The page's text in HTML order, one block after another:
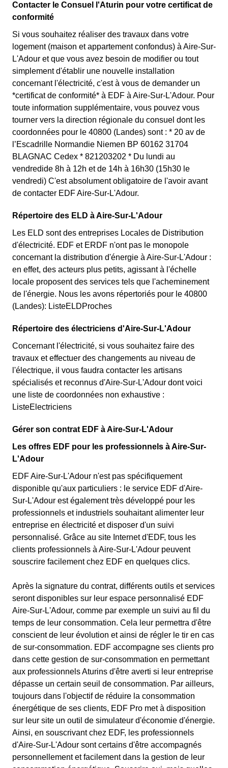
Contacter le Consuel l'Aturin pour votre certificat de
conformité
Si vous souhaitez réaliser des travaux dans votre
logement (maison et appartement confondus) à Aire-Sur-
L'Adour et que vous avez besoin de modifier ou tout
simplement d'établir une nouvelle installation
concernant l'électricité, c'est à vous de demander un
*certificat de conformité* à EDF à Aire-Sur-L'Adour. Pour
toute information supplémentaire, vous pouvez vous
tourner vers la direction régionale du consuel dont les
coordonnées pour le 40800 (Landes) sont : * 20 av de
l’Escadrille Normandie Niemen BP 60162 31704
BLAGNAC Cedex * 821203202 * Du lundi au
vendredide 8h à 12h et de 14h à 16h30 (15h30 le
vendredi) C'est absolument obligatoire de l'avoir avant
de contacter EDF Aire-Sur-L'Adour.
Répertoire des ELD à Aire-Sur-L'Adour
Les ELD sont des entreprises Locales de Distribution
d'électricité. EDF et ERDF n'ont pas le monopole
concernant la distribution d'énergie à Aire-Sur-L'Adour :
en effet, des acteurs plus petits, agissant à l'échelle
locale proposent des services tels que l'acheminement
de l'énergie. Nous les avons répertoriés pour le 40800
(Landes): ListeELDProches
Répertoire des électriciens d'Aire-Sur-L'Adour
Concernant l'électricité, si vous souhaitez faire des
travaux et effectuer des changements au niveau de
l'électrique, il vous faudra contacter les artisans
spécialisés et reconnus d'Aire-Sur-L'Adour dont voici
une liste de coordonnées non exhaustive :
ListeElectriciens
Gérer son contrat EDF à Aire-Sur-L'Adour
Les offres EDF pour les professionnels à Aire-Sur-
L'Adour
EDF Aire-Sur-L'Adour n'est pas spécifiquement
disponible qu'aux particuliers : le service EDF d'Aire-
Sur-L'Adour est également très développé pour les
professionnels et industriels souhaitant alimenter leur
entreprise en électricité et disposer d'un suivi
personnalisé. Grâce au site Internet d'EDF, tous les
clients professionnels à Aire-Sur-L'Adour peuvent
souscrire facilement chez EDF en quelques clics.
Après la signature du contrat, différents outils et services
seront disponibles sur leur espace personnalisé EDF
Aire-Sur-L'Adour, comme par exemple un suivi au fil du
temps de leur consommation. Cela leur permettra d'être
conscient de leur évolution et ainsi de régler le tir en cas
de sur-consommation. EDF accompagne ses clients pro
dans cette gestion de sur-consommation en permettant
aux professionnels Aturins d'être averti si leur entreprise
dépasse un certain seuil de consommation. Par ailleurs,
toujours dans l'objectif de réduire la consommation
énergétique de ses clients, EDF Pro met à disposition
sur leur site un outil de simulateur d'économie d'énergie.
Ainsi, en souscrivant chez EDF, les professionnels
d'Aire-Sur-L'Adour sont certains d'être accompagnés
personnellement et facilement dans la gestion de leur